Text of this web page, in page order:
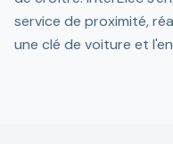
service de proximité,
une clé de voiture et